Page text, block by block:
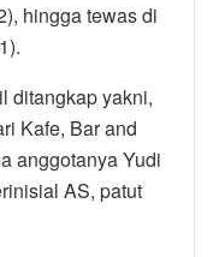
hingga tewas di
ditangkap yakni,
Kafe, Bar and
anggotanya Yudi
AS, patut